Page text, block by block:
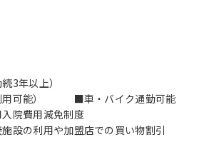
3年以上）
用可能） ■車・バイク通勤可能
費用減免制度
設の利用や加盟店での買い物割引